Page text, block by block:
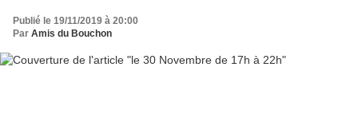
Publié le 19/11/2019 à 20:00
Par Amis du Bouchon